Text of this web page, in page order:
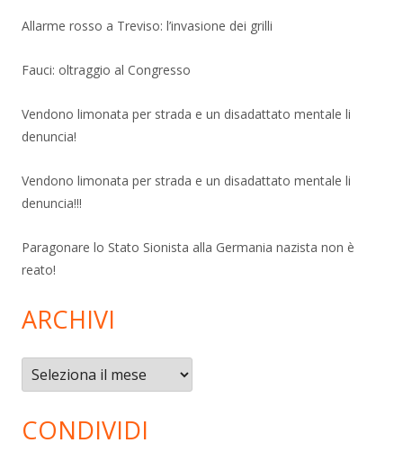
Allarme rosso a Treviso: l’invasione dei grilli
Fauci: oltraggio al Congresso
Vendono limonata per strada e un disadattato mentale li
denuncia!
Vendono limonata per strada e un disadattato mentale li
denuncia!!!
Paragonare lo Stato Sionista alla Germania nazista non è
reato!
ARCHIVI
Archivi
CONDIVIDI